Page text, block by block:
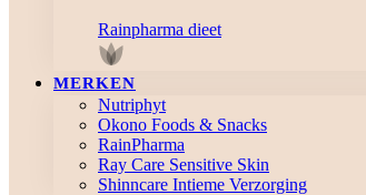
Rainpharma dieet
MERKEN
Nutriphyt
Okono Foods & Snacks
RainPharma
Ray Care Sensitive Skin
Shinncare Intieme Verzorging